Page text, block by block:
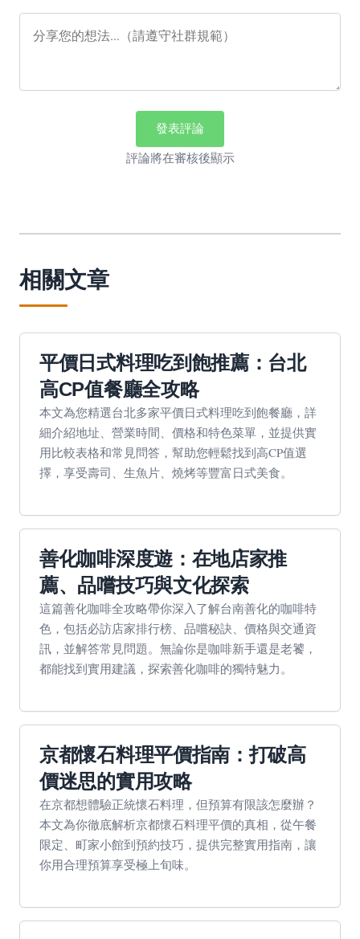
發表評論
評論將在審核後顯示
相關文章
平價日式料理吃到飽推薦：台北
高CP值餐廳全攻略
本文為您精選台北多家平價日式料理吃到飽餐廳，詳
細介紹地址、營業時間、價格和特色菜單，並提供實
用比較表格和常見問答，幫助您輕鬆找到高CP值選
擇，享受壽司、生魚片、燒烤等豐富日式美食。
善化咖啡深度遊：在地店家推
薦、品嚐技巧與文化探索
這篇善化咖啡全攻略帶你深入了解台南善化的咖啡特
色，包括必訪店家排行榜、品嚐秘訣、價格與交通資
訊，並解答常見問題。無論你是咖啡新手還是老饕，
都能找到實用建議，探索善化咖啡的獨特魅力。
京都懷石料理平價指南：打破高
價迷思的實用攻略
在京都想體驗正統懷石料理，但預算有限該怎麼辦？
本文為你徹底解析京都懷石料理平價的真相，從午餐
限定、町家小館到預約技巧，提供完整實用指南，讓
你用合理預算享受極上旬味。